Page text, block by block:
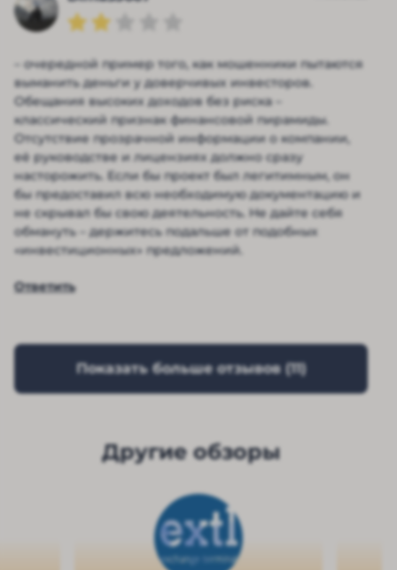
– очередной пример того, как мошенники пытаются
выманить деньги у доверчивых инвесторов.
Обещания высоких доходов без риска –
классический признак финансовой пирамиды.
Отсутствие прозрачной информации о компании,
её руководстве и лицензиях должно сразу
насторожить. Если бы проект был легитимным, он
бы предоставил всю необходимую документацию и
не скрывал бы свою деятельность. Не дайте себя
обмануть – держитесь подальше от подобных
«инвестиционных» предложений.
Ответить
Показать больше отзывов (11)
Другие обзоры